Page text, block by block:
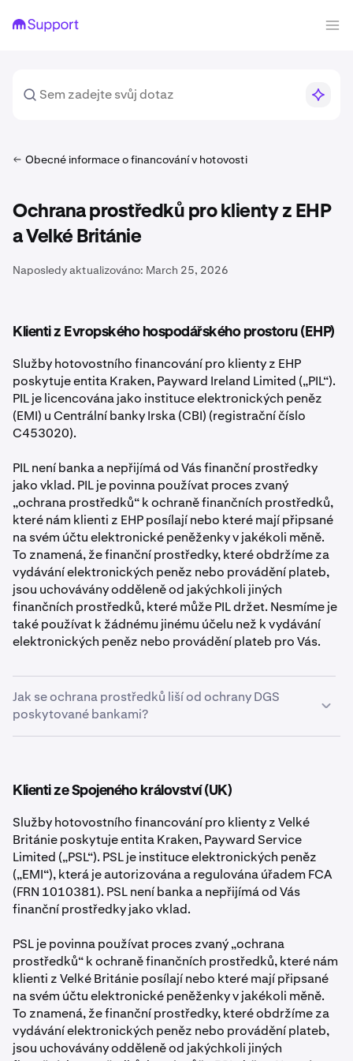
Obecné informace o financování v hotovosti
Ochrana prostředků pro klienty z EHP
a Velké Británie
Naposledy aktualizováno: March 25, 2026
Klienti z Evropského hospodářského prostoru (EHP)
Služby hotovostního financování pro klienty z EHP
poskytuje entita Kraken, Payward Ireland Limited („PIL“).
PIL je licencována jako instituce elektronických peněz
(EMI) u Centrální banky Irska (CBI) (registrační číslo
C453020).
PIL není banka a nepřijímá od Vás finanční prostředky
jako vklad. PIL je povinna používat proces zvaný
„ochrana prostředků“ k ochraně finančních prostředků,
které nám klienti z EHP posílají nebo které mají připsané
na svém účtu elektronické peněženky v jakékoli měně.
To znamená, že finanční prostředky, které obdržíme za
vydávání elektronických peněz nebo provádění plateb,
jsou uchovávány odděleně od jakýchkoli jiných
finančních prostředků, které může PIL držet. Nesmíme je
také používat k žádnému jinému účelu než k vydávání
elektronických peněz nebo provádění plateb pro Vás.
Jak se ochrana prostředků liší od ochrany DGS
poskytované bankami?
https://www.depositguarantee.ie/. Hlavní rozdíl mezi
ochranou DGS a ochranou prostředků spočívá v tom, že
ochrana DGS je kryta nezávislou zákonnou organizací,
zatímco ochranu prostředků poskytujeme my.
Pokud by společnost chráněná DGS selhala, organizace,
která systém kryje, je právně povinna Vám vrátit finanční
prostředky, ale učiní tak pouze do maximální výše
společnost). Pokud selže EMI (jako PIL), pak budou Vaše
nároky obecně uhrazeny z chráněných prostředků až do
celkového zůstatku Vaší elektronické peněženky. Měli
byste si být vědomi, že pokud by k tomu došlo, pak
vzhledem k tomu, že se ochrana DGS nebude vztahovat:
•
vrácení finančních prostředků by Vám mohlo trvat
Klienti ze Spojeného království (UK)
Služby hotovostního financování pro klienty z Velké
Británie poskytuje entita Kraken, Payward Service
Limited („PSL“). PSL je instituce elektronických peněz
(„EMI“), která je autorizována a regulována úřadem FCA
(FRN 1010381). PSL není banka a nepřijímá od Vás
finanční prostředky jako vklad.
PSL je povinna používat proces zvaný „ochrana
prostředků“ k ochraně finančních prostředků, které nám
klienti z Velké Británie posílají nebo které mají připsané
na svém účtu elektronické peněženky v jakékoli měně.
To znamená, že finanční prostředky, které obdržíme za
vydávání elektronických peněz nebo provádění plateb,
jsou uchovávány odděleně od jakýchkoli jiných